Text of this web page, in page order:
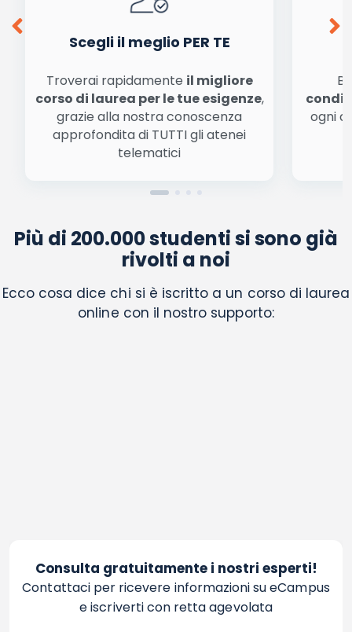
Scegli il meglio PER TE
Troverai rapidamente il migliore
corso di laurea per le tue esigenze,
grazie alla nostra conoscenza
approfondita di TUTTI gli atenei
telematici
ogni
Più di 200.000 studenti si sono già
rivolti a noi
Ecco cosa dice chi si è iscritto a un corso di laurea
online con il nostro supporto:
Consulta gratuitamente i nostri esperti!
Contattaci per ricevere informazioni su eCampus
e iscriverti con retta agevolata